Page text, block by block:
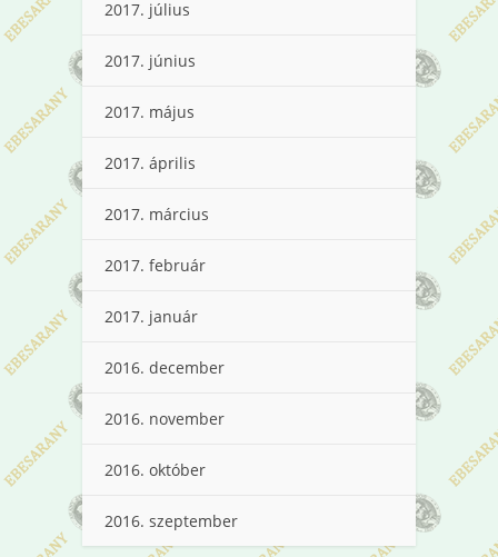
2017. július
2017. június
2017. május
2017. április
2017. március
2017. február
2017. január
2016. december
2016. november
2016. október
2016. szeptember